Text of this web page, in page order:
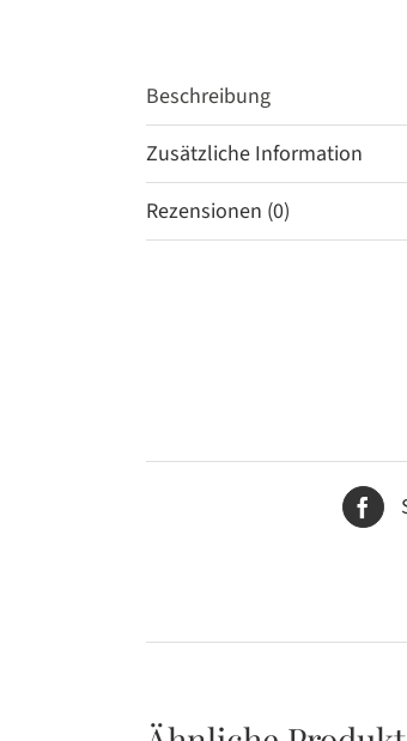
Beschreibung
Zusätzliche Information
Rezensionen (0)